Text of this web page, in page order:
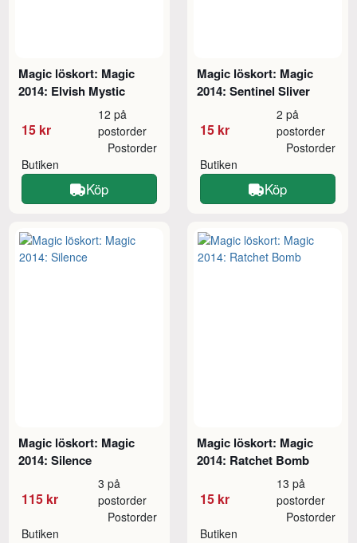
Magic löskort: Magic
2014: Elvish Mystic
15 kr
12 på
postorder
Butiken
Postorder
Köp
Magic löskort: Magic
2014: Sentinel Sliver
15 kr
2 på
postorder
Butiken
Postorder
Köp
Magic löskort: Magic
2014: Silence
115 kr
3 på
postorder
Butiken
Postorder
Magic löskort: Magic
2014: Ratchet Bomb
15 kr
13 på
postorder
Butiken
Postorder